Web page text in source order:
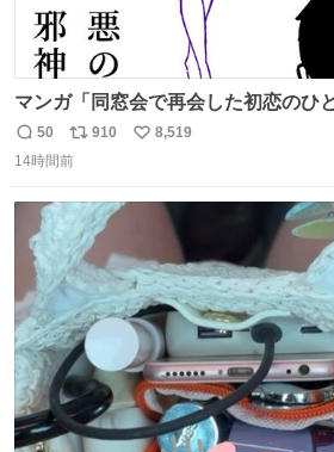
マンガ「同窓会で再会した初恋のひと
返
信
50
リ
ポ
ト
数
910
い
8,519
14時間前